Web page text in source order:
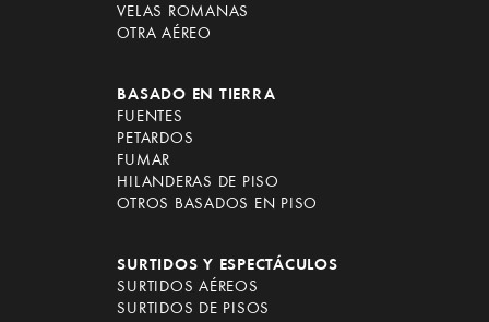
VELAS ROMANAS
OTRA AÉREO
BASADO EN TIERRA
FUENTES
PETARDOS
FUMAR
HILANDERAS DE PISO
OTROS BASADOS EN PISO
SURTIDOS Y ESPECTÁCULOS
SURTIDOS AÉREOS
SURTIDOS DE PISOS